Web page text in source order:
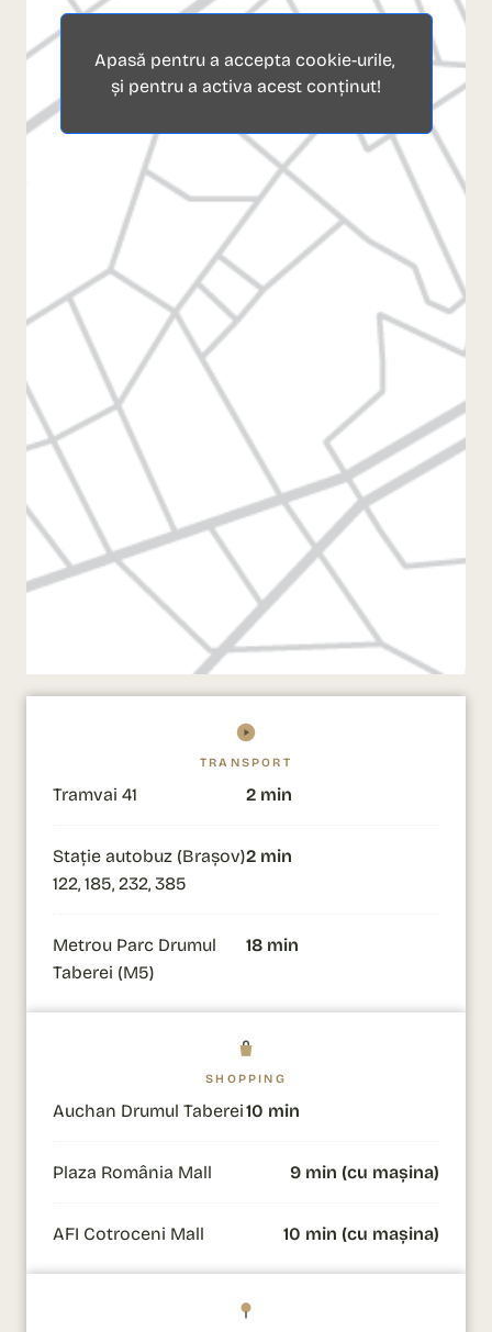
Apasă pentru a accepta cookie-urile,
și pentru a activa acest conținut!
TRANSPORT
Tramvai 41 2 min
Stație autobuz (Brașov)
122, 185, 232, 385
2 min
Metrou Parc Drumul
Taberei (M5)
18 min
SHOPPING
Auchan Drumul Taberei10 min
Plaza România Mall 9 min (cu mașina)
AFI Cotroceni Mall 10 min (cu mașina)